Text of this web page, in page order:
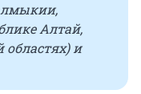
Алтай,
областях) и